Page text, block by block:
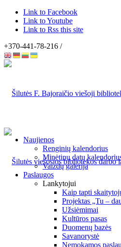
Link to Facebook
Link to Youtube
Link to Rss this site
+370-441-78-216 /
Naujienos
Renginių kalendorius
Minėtinų datų
Vaizdų galerija
Paslaugos
Lankytojui
Kaip tapti
Projektas „Tu –
Užsiėmimai
Kultūros pasas
Duomenų bazės
Savanorystė
Nemokamos